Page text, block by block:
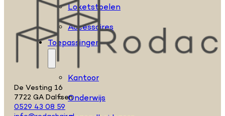
Loketstoelen
Accessoires
Toepassingen
Kantoor
Onderwijs
De Vesting 16
7722 GA Dalfsen
0529 43 08 59